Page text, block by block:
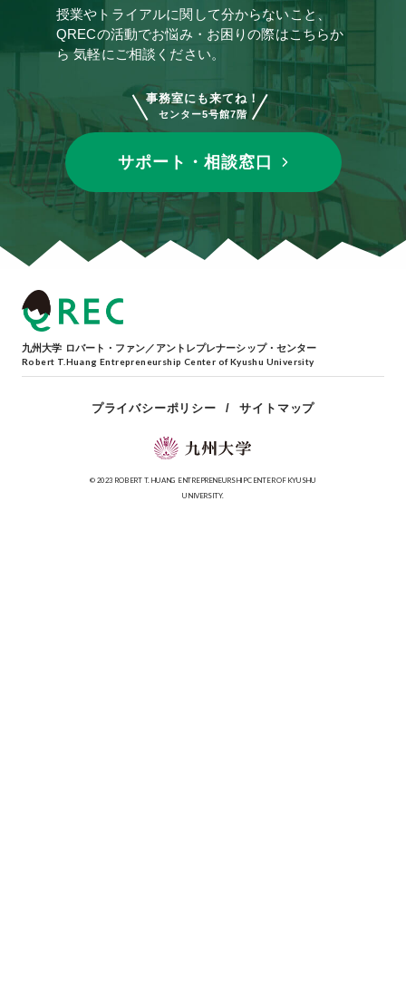
授業やトライアルに関して分からないこと、
QRECの活動でお悩み・お困りの際はこちらか
ら気軽にご相談ください。
事務室にも来てね！
センター5号館7階
サポート・相談窓口
九州大学 ロバート・ファン／アントレプレナーシップ・センター
Robert T.Huang Entrepreneurship Center of Kyushu University
プライバシーポリシー サイトマップ
© 2023 ROBERT T. HUANG ENTREPRENEURSHIP CENTER OF KYUSHU
UNIVERSITY.